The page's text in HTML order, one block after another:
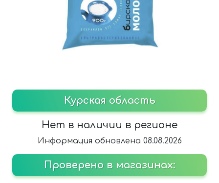
Курская область
Нет в наличии в регионе
Информация обновлена 08.08.2026
Проверено в магазинах: